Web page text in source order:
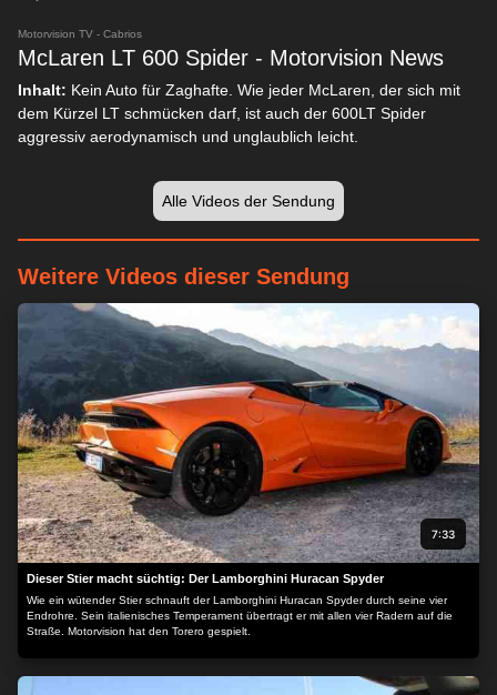
Motorvision TV - Cabrios
McLaren LT 600 Spider - Motorvision News
Inhalt: Kein Auto für Zaghafte. Wie jeder McLaren, der sich mit
dem Kürzel LT schmücken darf, ist auch der 600LT Spider
aggressiv aerodynamisch und unglaublich leicht.
Alle Videos der Sendung
Weitere Videos dieser Sendung
7:33
Dieser Stier macht süchtig: Der Lamborghini Huracan Spyder
Wie ein wütender Stier schnauft der Lamborghini Huracan Spyder durch seine vier
Endrohre. Sein italienisches Temperament übertragt er mit allen vier Radern auf die
Straße. Motorvision hat den Torero gespielt.